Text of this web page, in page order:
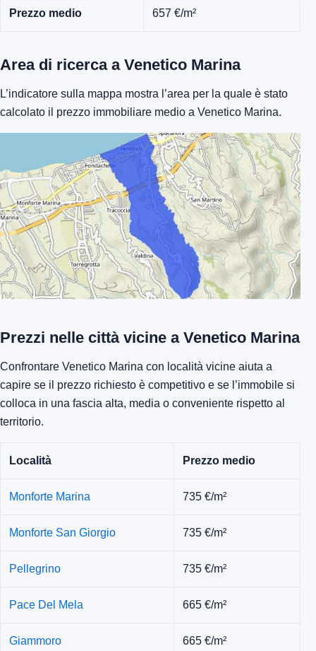
Prezzo medio 657 €/m²
Area di ricerca a Venetico Marina
L’indicatore sulla mappa mostra l’area per la quale è stato
calcolato il prezzo immobiliare medio a Venetico Marina.
Prezzi nelle città vicine a Venetico Marina
Confrontare Venetico Marina con località vicine aiuta a
capire se il prezzo richiesto è competitivo e se l’immobile si
colloca in una fascia alta, media o conveniente rispetto al
territorio.
Località Prezzo medio
Monforte Marina 735 €/m²
Monforte San Giorgio 735 €/m²
Pellegrino 735 €/m²
Pace Del Mela 665 €/m²
Giammoro 665 €/m²